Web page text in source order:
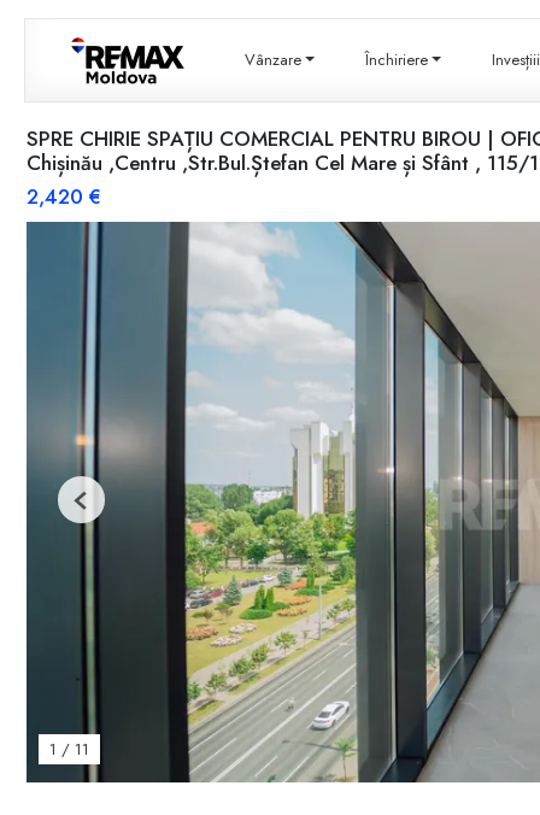
Vânzare Închiriere
SPRE CHIRIE SPAȚIU COMERCIAL PENTRU BIROU |
Chișinău ,Centru ,Str.Bul.Ștefan Cel Mare și Sfânt , 115/1
2,420 €
1 / 11
Previous